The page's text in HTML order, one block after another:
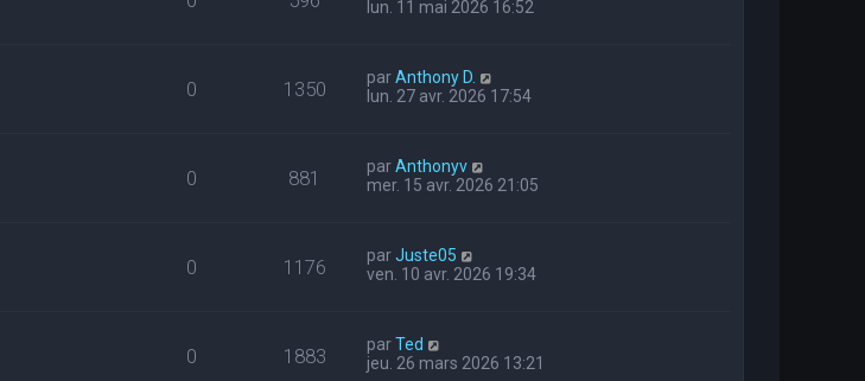
lun. 11 mai 2026 16:52
0 1350 parAnthony D.
lun. 27 avr. 2026 17:54
0 881 parAnthonyv
mer. 15 avr. 2026 21:05
0 1176 parJuste05
ven. 10 avr. 2026 19:34
0 1883 parTed
jeu. 26 mars 2026 13:21